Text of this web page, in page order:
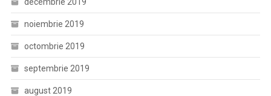
noiembrie 2019
octombrie 2019
septembrie 2019
august 2019